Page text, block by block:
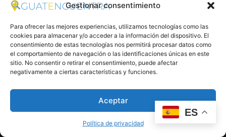
Gestionar consentimiento
Para ofrecer las mejores experiencias, utilizamos tecnologías como las
cookies para almacenar y/o acceder a la información del dispositivo. El
consentimiento de estas tecnologías nos permitirá procesar datos como
el comportamiento de navegación o las identificaciones únicas en este
sitio. No consentir o retirar el consentimiento, puede afectar
negativamente a ciertas características y funciones.
Aceptar
Política de privacidad
Entrar
ES